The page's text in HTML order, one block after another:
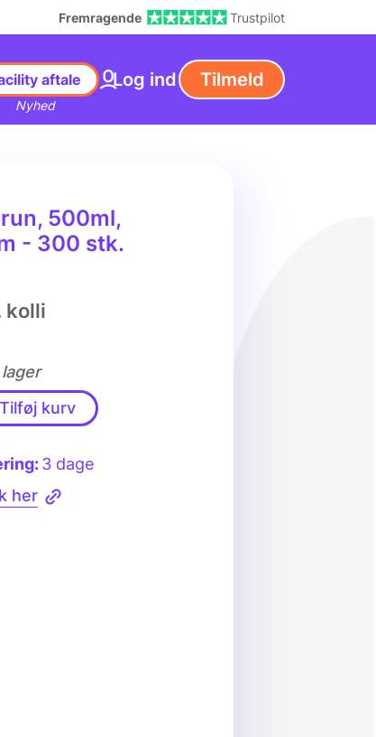
Trustpilot
Fremragende
aftale
Nyhed
Log ind Tilmeld
500ml,
- 300 stk.
kolli
Tilføj kurv
3 dage
her